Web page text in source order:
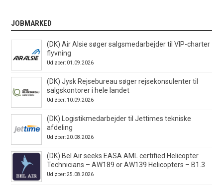
JOBMARKED
(DK) Air Alsie søger salgsmedarbejder til VIP-charter
flyvning
Udløber: 01.09.2026
(DK) Jysk Rejsebureau søger rejsekonsulenter til
salgskontorer i hele landet
Udløber: 10.09.2026
(DK) Logistikmedarbejder til Jettimes tekniske
afdeling
Udløber: 20.08.2026
(DK) Bel Air seeks EASA AML certified Helicopter
Technicians – AW189 or AW139 Helicopters – B1.3
Udløber: 25.08.2026